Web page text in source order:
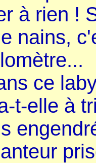
à rien !
nains,
ce
t-elle à